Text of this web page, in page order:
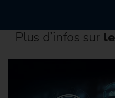
Plus d’infos sur